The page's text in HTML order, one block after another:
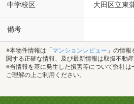
中学校区 大田区立東
備考
※本物件情報は「 マンションレビュー 」の情
関する正確な情報、及び最新情報は取扱不動
※当情報を基に発生した損害等について弊社
ご理解の上ご利用ください。